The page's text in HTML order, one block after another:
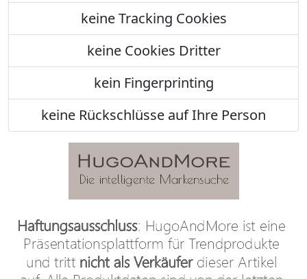
keine Tracking Cookies
keine Cookies Dritter
kein Fingerprinting
keine Rückschlüsse auf Ihre Person